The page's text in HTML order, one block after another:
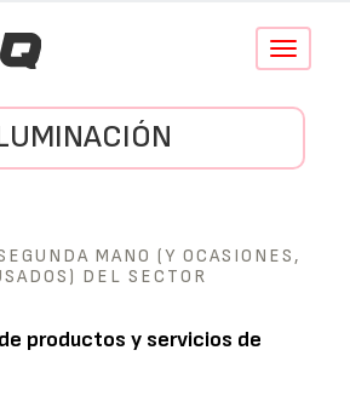
Conmutar
MANO (Y OCASIONES,
DEL SECTOR
productos y servicios de